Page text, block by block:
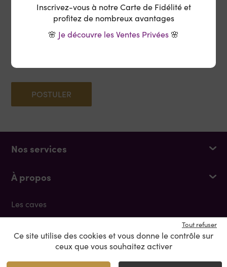
EN SAVOIR PLUS SUR NOUS
Pour tenter l’aventure Cash Vin de manière
spontanée, envoyez-nous votre candidature (CV
POSTULER
Nos services
À propos
Les caves
Inscrivez-vous à notre Carte de Fidélité et
profitez de nombreux avantages
🌸 Je découvre les Ventes Privées 🌸
Ce site utilise des cookies et vous donne le contrôle sur
ceux que vous souhaitez activer
Tout refuser